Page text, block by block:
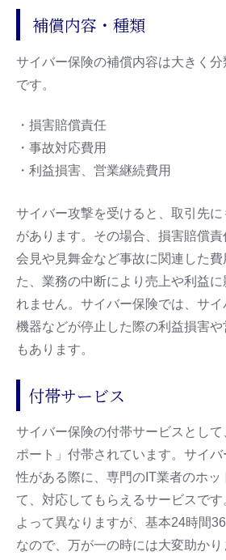
補償内容・種類
サイバー保険の補償内容は大きく分
です。
・損害賠償責任
・事故対応費用
・利益損害、営業継続費用
サイバー攻撃を受けると、取引先
があります。その場合、損害賠償
会見や見舞金など事故に関連した費
た、業務の中断により売上や利益
れません。サイバー保険では、サ
機器などが停止した際の利益損害
もあります。
付帯サービス
サイバー保険の付帯サービスとし
ポート」付帯されています。サイ
性がある際に、専門のIT業者のホッ
て、対応してもらえるサービスで
よって異なりますが、基本24時間
なので、万が一の時には大変助かり